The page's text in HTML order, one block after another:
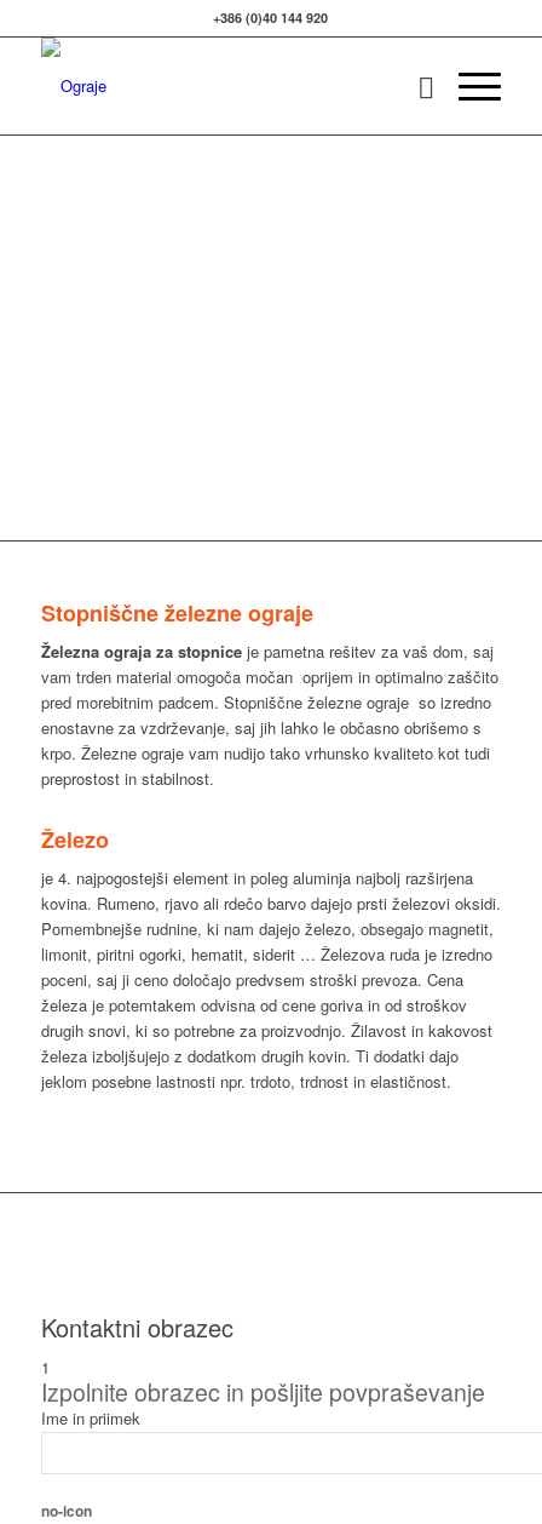
+386 (0)40 144 920
Stopniščne železne ograje
Železna ograja za stopniceje pametna rešitev za vaš dom, saj
vam trden material omogoča močan oprijem in optimalno zaščito
pred morebitnim padcem. Stopniščne železne ograje so izredno
enostavne za vzdrževanje, saj jih lahko le občasno obrišemo s
krpo. Železne ograje vam nudijo tako vrhunsko kvaliteto kot tudi
preprostost in stabilnost.
Železo
je 4. najpogostejši element in poleg aluminja najbolj razširjena
kovina. Rumeno, rjavo ali rdečo barvo dajejo prsti železovi oksidi.
Pomembnejše rudnine, ki nam dajejo železo, obsegajo magnetit,
limonit, piritni ogorki, hematit, siderit … Železova ruda je izredno
poceni, saj ji ceno določajo predvsem stroški prevoza. Cena
železa je potemtakem odvisna od cene goriva in od stroškov
drugih snovi, ki so potrebne za proizvodnjo. Žilavost in kakovost
železa izboljšujejo z dodatkom drugih kovin. Ti dodatki dajo
jeklom posebne lastnosti npr. trdoto, trdnost in elastičnost.
Kontaktni obrazec
1
Izpolnite obrazec in pošljite povpraševanje
Ime in priimek
no-icon